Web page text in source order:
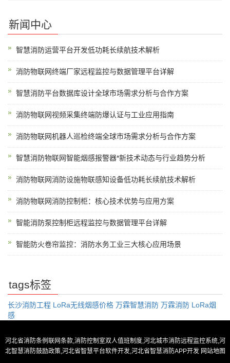
新闻中心
智慧消防运营平台开发低功耗长续航技术解析
消防物联网终端厂家远程监控与数据管理平台详解
智慧消防平台数据库设计全球市场需求分析与合作方案
消防物联网视频采集终端防爆认证与工业应用指南
消防物联网机器人巡检终端全球市场需求分析与合作方案
智慧消防物联网智能烟感报警器*新技术动态与行业趋势分析
消防物联网消防设施物联感知设备低功耗长续航技术解析
消防物联网消防控制柜：核心技术优势与应用方案
智能消防泵控制柜远程监控与数据管理平台详解
智能防火卷帘监控：消防水务工业三大核心应用场景
tags标签
长沙消防工程 LoRa无线烟感价格 万霖智慧消防 万霖消防 LoRa烟
感
河北省消防条例联网条款,消防控制室双人值班制度,河北城市消防远程监控系统,河
北智慧消防鼓励政策,河北省智慧平台软件开发,河北省智慧消防APP开发 网站地图